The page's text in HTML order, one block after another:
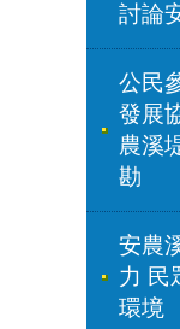
討論
公民
發展
農溪
勘
安農
力 民
環境